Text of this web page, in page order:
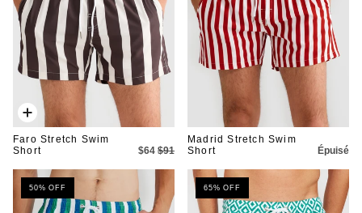
Ajout
rapide
Faro Stretch Swim
Short
$64 $91
Madrid Stretch Swim
Short
Épuisé
50% OFF 65% OFF